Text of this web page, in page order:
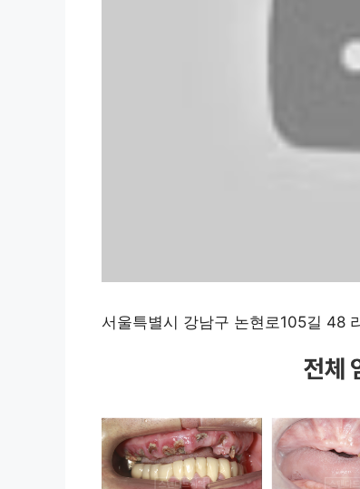
서울특별시 강남구 논현로105길 48